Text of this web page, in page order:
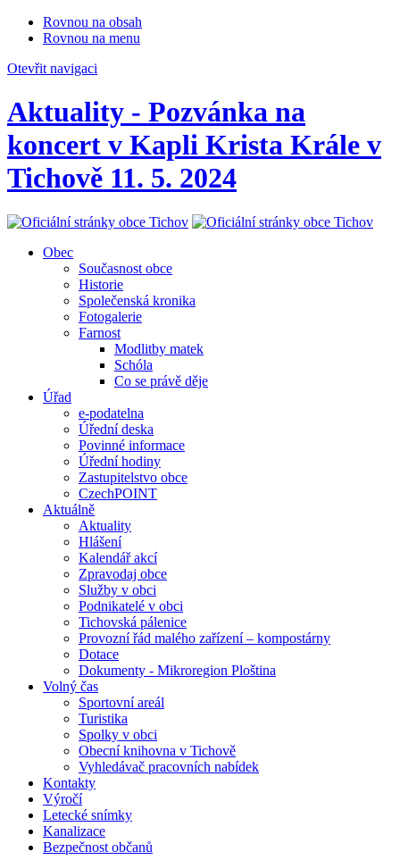
Rovnou na obsah
Rovnou na menu
Otevřit navigaci
Aktuality - Pozvánka na
koncert v Kapli Krista Krále v
Tichově 11. 5. 2024
Obec
Současnost obce
Historie
Společenská kronika
Fotogalerie
Farnost
Modlitby matek
Schóla
Co se právě děje
Úřad
e-podatelna
Úřední deska
Povinné informace
Úřední hodiny
Zastupitelstvo obce
CzechPOINT
Aktuálně
Aktuality
Hlášení
Kalendář akcí
Zpravodaj obce
Služby v obci
Podnikatelé v obci
Tichovská pálenice
Provozní řád malého zařízení – kompostárny
Dotace
Dokumenty - Mikroregion Ploština
Volný čas
Sportovní areál
Turistika
Spolky v obci
Obecní knihovna v Tichově
Vyhledávač pracovních nabídek
Kontakty
Výročí
Letecké snímky
Kanalizace
Bezpečnost občanů